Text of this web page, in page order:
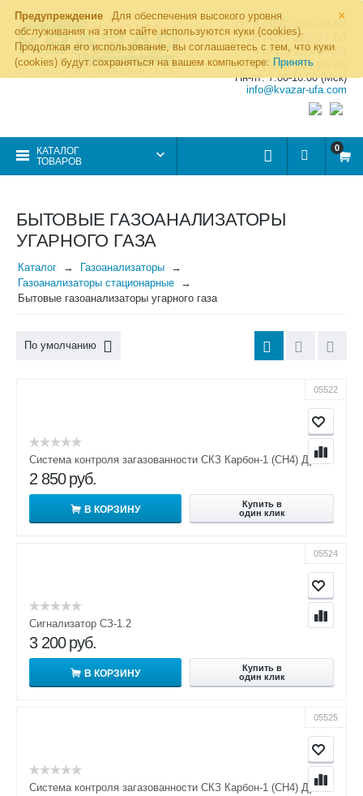
×
Предупреждение
Для обеспечения высокого уровня
обслуживания на этом сайте используются куки (cookies).
Продолжая его использование, вы соглашаетесь с тем, что куки
(cookies) будут сохраняться на вашем компьютере: Принять
8 (800) 700-19-50
8 (495) 255-77-08
8 (347) 225-00-52
8 (986) 963-95-80
Пн-пт: 7.00-16.00 (Мск)
info@kvazar-ufa.com
КАТАЛОГ
ТОВАРОВ
0
БЫТОВЫЕ ГАЗОАНАЛИЗАТОРЫ
УГАРНОГО ГАЗА
Каталог
Газоанализаторы
Газоанализаторы стационарные
Бытовые газоанализаторы угарного газа
По умолчанию
05522
Система контроля загазованности СКЗ Карбон-1 (СН4) Ду15
2 850 руб.
В КОРЗИНУ
Купить в
один клик
05524
Сигнализатор СЗ-1.2
3 200 руб.
В КОРЗИНУ
Купить в
один клик
05525
Система контроля загазованности СКЗ Карбон-1 (СН4) Ду20